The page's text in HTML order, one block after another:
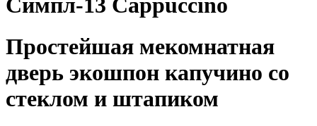
Симпл-13 Cappuccino
Простейшая мекомнатная
дверь экошпон капучино со
стеклом и штапиком